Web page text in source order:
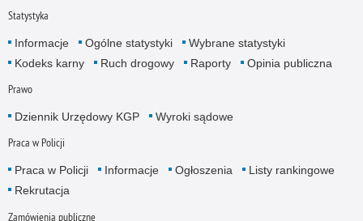
Statystyka
Informacje Ogólne statystyki
Wybrane statystyki
Kodeks karny
Ruch drogowy Raporty Opinia publiczna
Prawo
Dziennik Urzędowy KGP Wyroki sądowe
Praca w Policji
Praca w Policji Informacje Ogłoszenia
Listy rankingowe
Rekrutacja
Zamówienia publiczne